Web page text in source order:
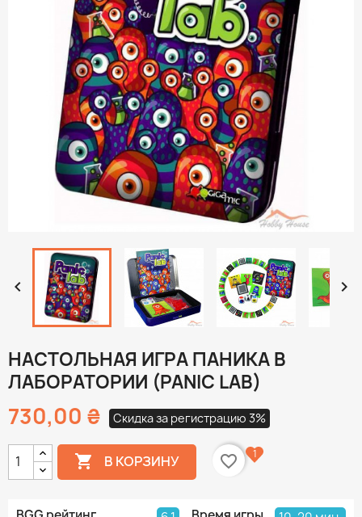
 
НАСТОЛЬНАЯ ИГРА ПАНИКА В
ЛАБОРАТОРИИ (PANIC LAB)
730,00 ₴ Скидка за регистрацию 3%
 В КОРЗИНУ favorite_border 1